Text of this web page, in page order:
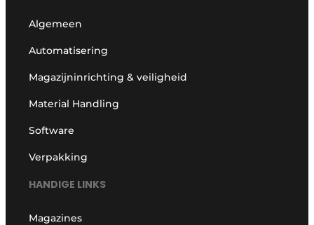
Algemeen
Automatisering
Magazijninrichting & veiligheid
Material Handling
Software
Verpakking
HANDIGE LINKS
Magazines